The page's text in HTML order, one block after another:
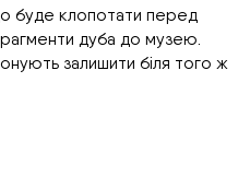
буде клопотати перед
дуба до музею.
залишити біля того ж